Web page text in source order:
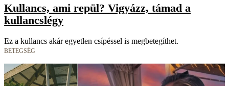
Kullancs, ami repül? Vigyázz, támad a
kullancslégy
Ez a kullancs akár egyetlen csípéssel is megbetegíthet.
BETEGSÉG